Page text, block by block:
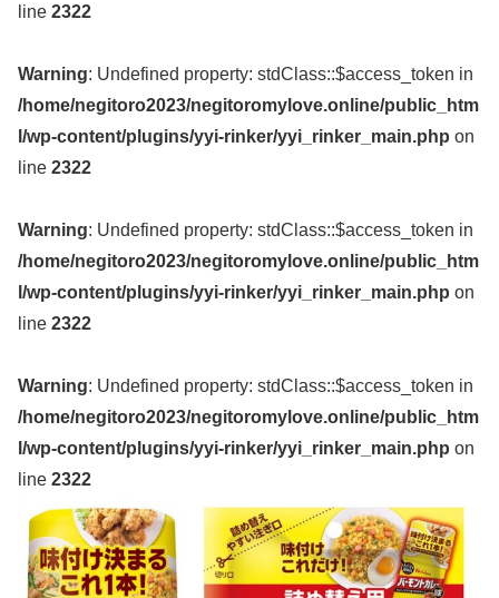
line 2322
Warning: Undefined property: stdClass::$access_token in
/home/negitoro2023/negitoromylove.online/public_htm
l/wp-content/plugins/yyi-rinker/yyi_rinker_main.php on
line 2322
Warning: Undefined property: stdClass::$access_token in
/home/negitoro2023/negitoromylove.online/public_htm
l/wp-content/plugins/yyi-rinker/yyi_rinker_main.php on
line 2322
Warning: Undefined property: stdClass::$access_token in
/home/negitoro2023/negitoromylove.online/public_htm
l/wp-content/plugins/yyi-rinker/yyi_rinker_main.php on
line 2322